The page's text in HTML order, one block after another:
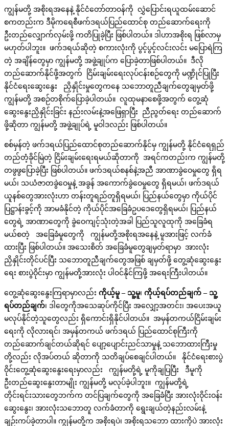
ကျွန်မတို့ အစိုးရအနေနဲ့ နိုင်ငံတော်တာဝန်ကို လွှဲပြောင်းရယူထမ်းဆောင်
စကတည်းက ဒီမိုကရေစီဖက်ဒရယ်ပြည်ထောင်စု တည်ဆောက်ရေးကို
ဦးတည်လျှောက်လှမ်းဖို့ ကတိပြုခဲ့ပြီး ဖြစ်ပါတယ်။ ဒါဟာအစိုးရ ဖြစ်လာမှ
မဟုတ်ပါဘူး။ ဖက်ဒရယ်ဆိုတဲ့ စကားလုံးကို ပွင့်ပွင့်လင်းလင်း မပြောရဲကြ
တဲ့ အချိန်တွေမှာ ကျွန်မတို့ အဖွဲ့ချုပ်က ပြောခဲ့တာဖြစ်ပါတယ်။ ဒီလို
တည်ဆောက်နိုင်ဖို့အတွက် ငြိမ်းချမ်းရေးလုပ်ငန်းစဉ်တွေကို မဏ္ဍိုင်ပြုပြီး
နိုင်ငံရေးဆွေးနွေး ညှိနှိုင်းမှုတွေကနေ သဘောတူညီချက်တွေချမှတ်ဖို့
ကျွန်မတို့ အစဉ်တစိုက်ပြောခဲ့ပါတယ်။ လူထုမနာစေဖို့အတွက် တွေ့ဆုံ
ဆွေးနွေးညှိနှိုင်းခြင်း နည်းလမ်းနဲ့အဖြေရှာပြီး ညီညွတ်ရေး တည်ဆောက်
ဖို့ဆိုတာ ကျွန်မတို့ အဖွဲ့ချုပ်ရဲ့ မူဝါဒလည်း ဖြစ်ပါတယ်။
စစ်မှန်တဲ့ ဖက်ဒရယ်ပြည်ထောင်စုတည်ဆောက်နိုင်မှ ကျွန်မတို့ နိုင်ငံရေရှည်
တည်တံ့ခိုင်မြဲတဲ့ ငြိမ်းချမ်းရေးရမယ်ဆိုတာကို အရင်ကတည်းက ကျွန်မတို့
တဖွဖွပြောခဲ့ပြီး ဖြစ်ပါတယ်။ ဖက်ဒရယ်စနစ်နဲ့အညီ အာဏာခွဲဝေမှုတွေ ရှိရ
မယ်၊ သယံဇာတခွဲဝေမှုနဲ့ အခွန် အကောက်ခွဲဝေမှုတွေ ရှိရမယ်၊ ဖက်ဒရယ်
ယူနစ်တွေအားလုံးဟာ တန်းတူရည်တူရှိရမယ်၊ ပြည်နယ်တွေမှာ ကိုယ်ပိုင်
ပြဋ္ဌာန်းခွင့်ကို အာမခံနိုင်တဲ့ ကိုယ်ပိုင်အခြေခံဥပဒေတွေရှိရမယ်၊ ပြည်နယ်
တွေရဲ့ အာဏာတွေကို ခွဲဝေကျင့်သုံးတဲ့အခါ ပြည်သူလူထုကို အခြေခံရ
မယ်စတဲ့ အခြေခံမူတွေကို ကျွန်မတို့အစိုးရအနေနဲ့ မူအားဖြင့် လက်ခံ
ထားပြီး ဖြစ်ပါတယ်။ အသေးစိတ် အခြေခံမူတွေချမှတ်ရာမှာ အားလုံး
ညှိနှိုင်းတိုင်ပင်ပြီး သဘောတူညီချက်တွေအဖြစ် ချမှတ်ဖို့ တွေ့ဆုံဆွေးနွေး
ရေး စားပွဲဝိုင်းမှာ ကျွန်မတို့အားလုံး ပါဝင်နိုင်ကြဖို့ အရေးကြီးပါတယ်။
တွေ့ဆုံဆွေးနွေးကြရာမှာလည်း ကိုယ့်မူ– သူ့မူ၊ ကိုယ့်ရပ်တည်ချက် – သူ့
ရပ်တည်ချက်၊ ဒါတွေကိုအသေဆုပ်ကိုင်ပြီး အလျှော့အတင်း၊ အပေးအယူ
မလုပ်နိုင်တဲ့သူတွေလည်း ရှိကောင်းရှိနိုင်ပါတယ်။ အမှန်တကယ်ငြိမ်းချမ်း
ရေးကို လိုလားရင်၊ အမှန်တကယ် ဖက်ဒရယ် ပြည်ထောင်စုကြီးကို
တည်ဆောက်ချင်တယ်ဆိုရင် ပျော့ပျောင်းညင်သာမှုနဲ့ သဘောထားကြီးမှု
တို့လည်း လိုအပ်တယ် ဆိုတာကို သတိချပ်စေချင်ပါတယ်။ နိုင်ငံရေးစားပွဲ
ဝိုင်းတွေ့ဆုံဆွေးနွေးရေးမှာလည်း ကျွန်မတို့ရဲ့ မူကိုချပြပြီး ဒီမူကို
ဦးတည်ဆွေးနွေးတာမျိုး ကျွန်မတို့ မလုပ်ခဲ့ပါဘူး။ ကျွန်မတို့ရဲ့
တိုင်းရင်းသားတွေဘက်က တင်ပြချက်တွေကို အခြေခံပြီး အားလုံးဝိုင်းဝန်း
ဆွေးနွေး၊ အားလုံးသဘောတူ လက်ခံတာကို ရွေးချယ်တဲ့နည်းလမ်းနဲ့
ချဉ်းကပ်ခဲ့တာပါ။ ကျွန်မတို့က အစိုးရပဲ၊ အစိုးရသဘော ထားကိုပဲ အားလုံး